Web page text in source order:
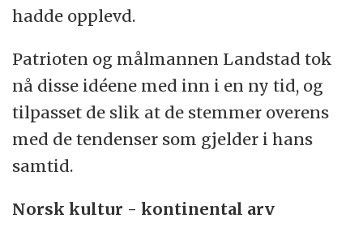
hadde opplevd.
Patrioten og målmannen Landstad tok
nå disse idéene med inn i en ny tid, og
tilpasset de slik at de stemmer overens
med de tendenser som gjelder i hans
samtid.
Norsk kultur - kontinental arv